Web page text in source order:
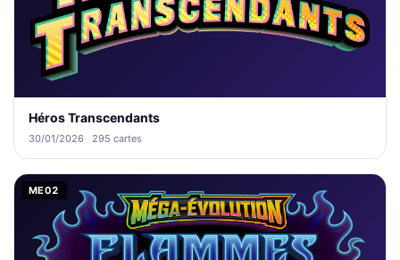
Héros Transcendants
30/01/2026 295 cartes
ME02